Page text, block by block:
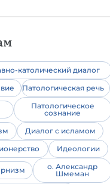
католический диалог
Патологическая речь
Патологическое
сознание
Диалог с исламом
Идеологии
о. Александр
Шмеман